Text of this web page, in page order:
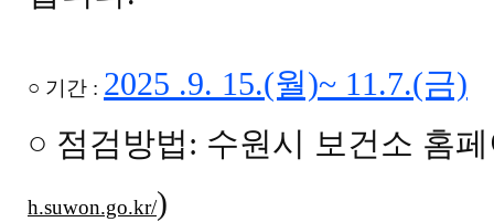
○ 기간 : 2025 .9. 15.(월)~ 11.7.(금)
○ 점검방법: 수원시 보건소 홈
h.suwon.go.kr/)